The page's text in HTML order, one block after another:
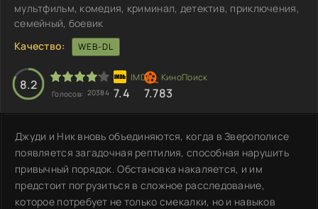
мультфильм, комедия, криминал, детектив, приключения,
семейный, боевик
Качество:
WEB-DL
8.2
Голосов: 20384 7.4 7.783
Джуди и Ник вновь объединяются, когда в Зверополисе
появляется загадочная рептилия, способная нарушить
привычный порядок. Обстановка накаляется, и им
предстоит погрузиться в сложное расследование,
которое потребует не только смекалки, но и навыков